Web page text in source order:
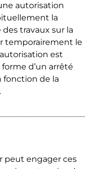
autorisation
la
travaux sur la
temporairement le
est
d’un arrêté
fonction de la
peut engager ces